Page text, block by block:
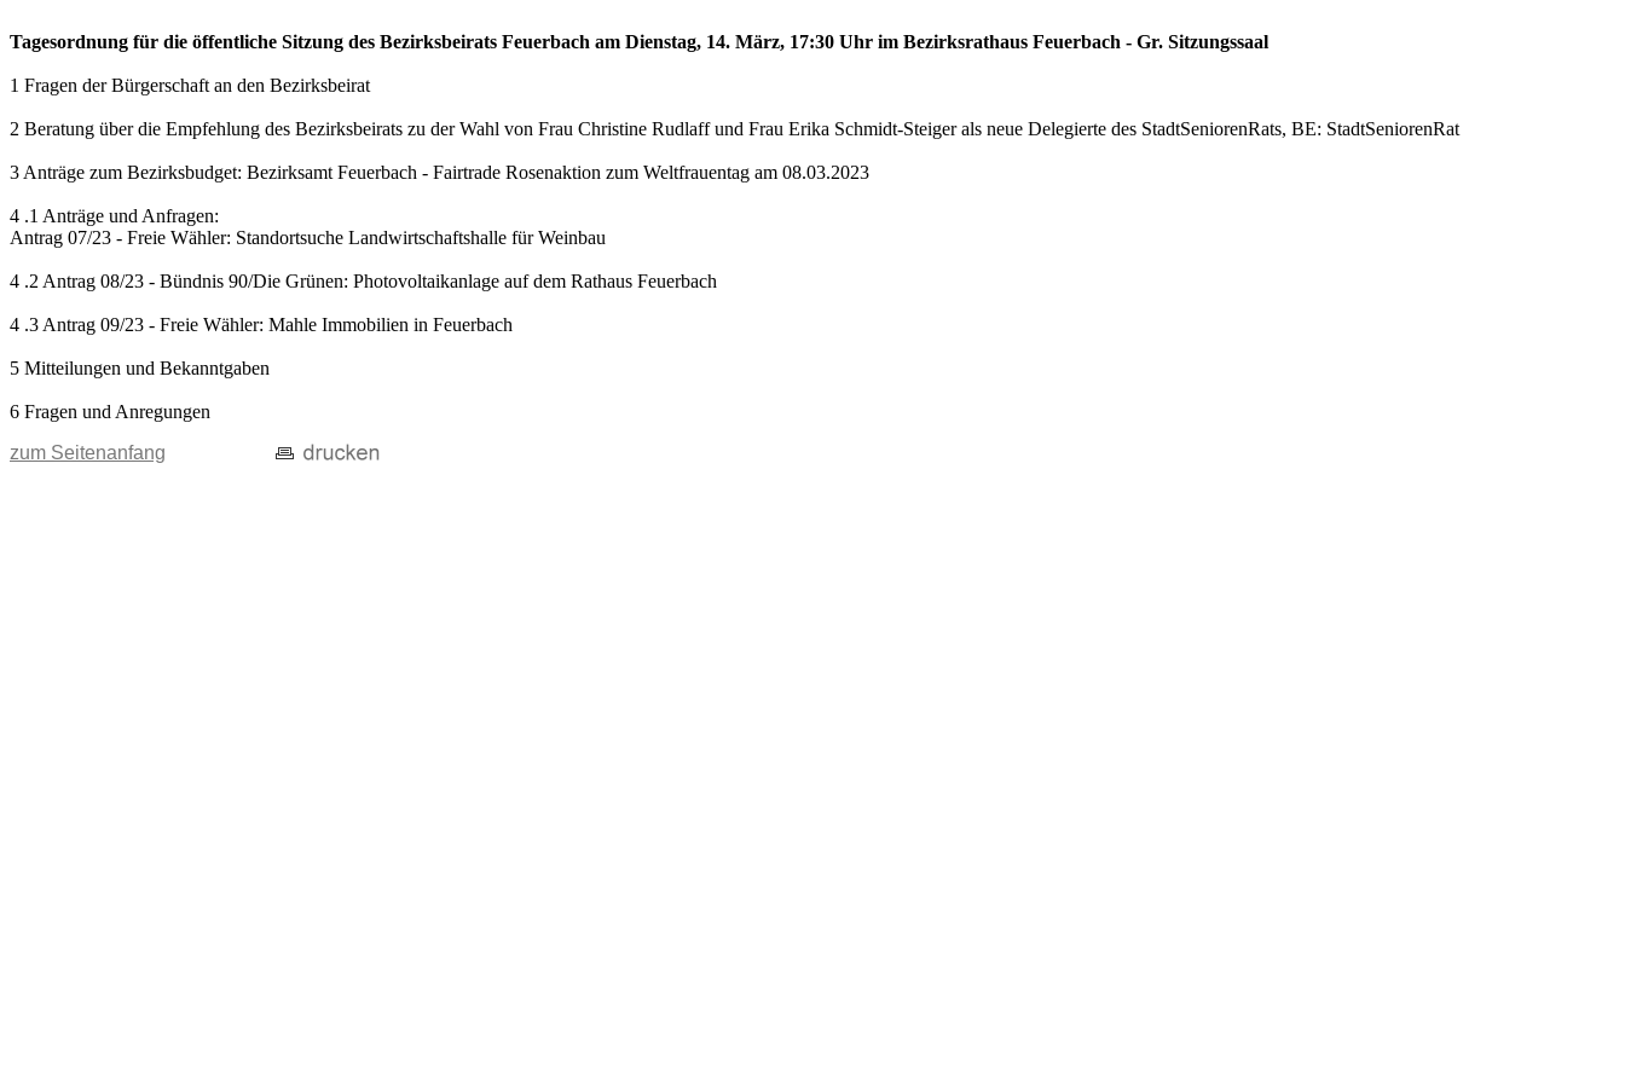
Tagesordnung für die öffentliche Sitzung des Bezirksbeirats Feuerbach am Dienstag, 14. März, 17:30 Uhr im Bezirksrathaus Feuerbach - Gr. Sitzungssaal
1 Fragen der Bürgerschaft an den Bezirksbeirat
2 Beratung über die Empfehlung des Bezirksbeirats zu der Wahl von Frau Christine Rudlaff und Frau Erika Schmidt-Steiger als neue Delegierte des StadtSeniorenRats, BE: StadtSeniorenRat
3 Anträge zum Bezirksbudget: Bezirksamt Feuerbach - Fairtrade Rosenaktion zum Weltfrauentag am 08.03.2023
4 .1 Anträge und Anfragen:
Antrag 07/23 - Freie Wähler: Standortsuche Landwirtschaftshalle für Weinbau
4 .2 Antrag 08/23 - Bündnis 90/Die Grünen: Photovoltaikanlage auf dem Rathaus Feuerbach
4 .3 Antrag 09/23 - Freie Wähler: Mahle Immobilien in Feuerbach
5 Mitteilungen und Bekanntgaben
6 Fragen und Anregungen
zum Seitenanfang